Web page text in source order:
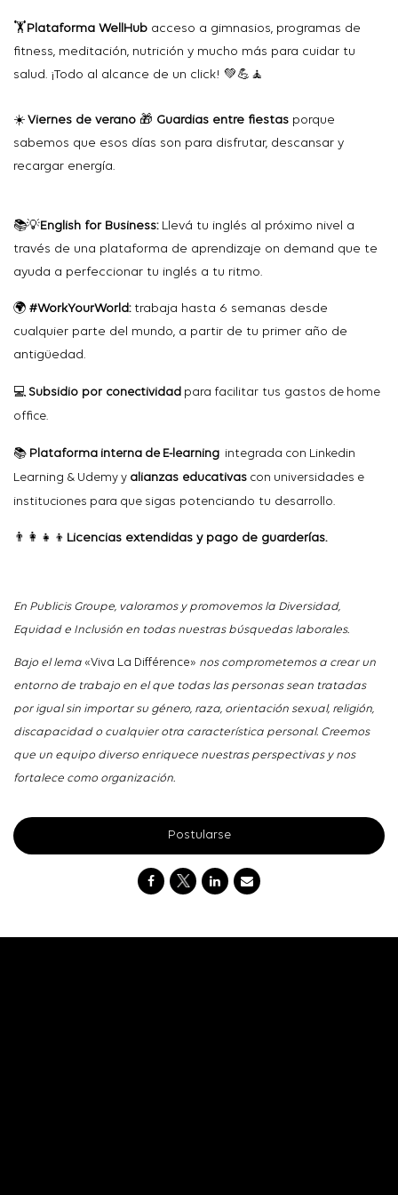
🏋️ Plataforma WellHub acceso a gimnasios, programas de
fitness, meditación, nutrición y mucho más para cuidar tu
salud. ¡Todo al alcance de un click! 💚💪🧘
☀️ Viernes de verano 🎁 Guardias entre fiestas porque
sabemos que esos días son para disfrutar, descansar y
recargar energía.
📚💡English forBusiness: Llevá tu inglés al próximo nivel a
través de una plataforma de aprendizaje on demand que te
ayuda a perfeccionar tu inglés a tu ritmo.
🌍 #WorkYourWorld: trabaja hasta 6 semanas desde
cualquier parte del mundo, a partir de tu primer año de
antigüedad.
💻 Subsidio por conectividad para facilitar tus gastos de home
office.
📚 Plataforma interna de E-learning integrada con Linkedin
Learning & Udemy y alianzas educativas con universidades e
instituciones para que sigas potenciando tu desarrollo.
👨 Licencias extendidas y pago de guarderías.
En Publicis Groupe, valoramos y promovemos la Diversidad,
Equidad e Inclusión en todas nuestras búsquedas laborales.
Bajo el lema «Viva La Différence» nos comprometemos a crear un
entorno de trabajo en el que todas las personas sean tratadas
por igual sin importar su género, raza, orientación sexual, religión,
discapacidad o cualquier otra característica personal. Creemos
que un equipo diverso enriquece nuestras perspectivas y nos
fortalece como organización.
Postularse